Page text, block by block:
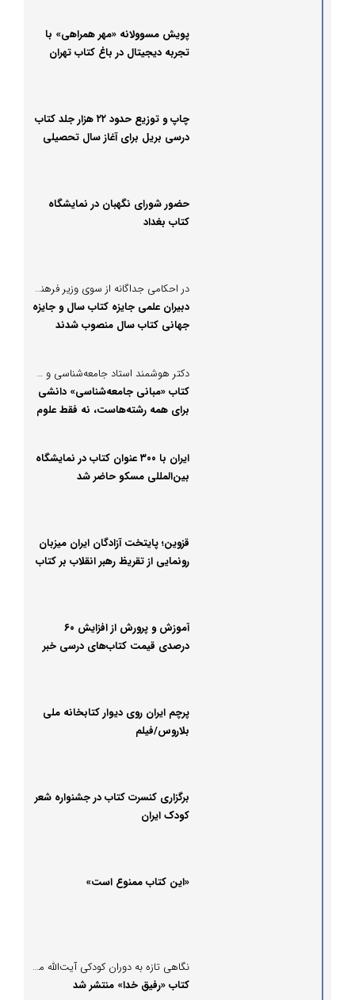
پویش مسوولانه «مهر همراهی» با
تجربه دیجیتال در باغ کتاب تهران
چاپ و توزیع حدود ۲۲ هزار جلد کتاب
درسی بریل برای آغاز سال تحصیلی
حضور شورای نگهبان در نمایشگاه
کتاب بغداد
در احکامی جداگانه از سوی وزیر فرهنگ و ارشاد اسلامی؛
دبیران علمی جایزه کتاب سال و جایزه
جهانی کتاب سال منصوب شدند
دکتر هوشمند استاد جامعه‌شناسی و مترجم کتاب «مبانی جامعه‌شناسی» در گفتگو با پُرسون:
کتاب «مبانی جامعه‌شناسی» دانشی
برای همه رشته‌هاست، نه فقط علوم
ایران با ۳۰۰ عنوان کتاب در نمایشگاه
بین‌المللی مسکو حاضر شد
قزوین؛ پایتخت آزادگان ایران میزبان
رونمایی از تقریظ رهبر انقلاب بر کتاب
آموزش و پرورش از افزایش ۶۰
درصدی قیمت کتاب‌های درسی خبر
پرچم ایران روی دیوار کتابخانه ملی
بلاروس/فیلم
برگزاری کنسرت کتاب در جشنواره شعر
کودک ایران
«این کتاب ممنوع است»
نگاهی تازه به دوران کودکی آیت‌الله مصباح یزدی؛
کتاب «رفیق خدا» منتشر شد